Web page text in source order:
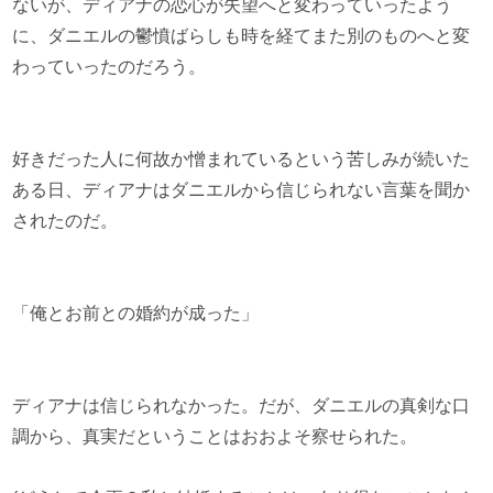
ないが、ディアナの恋心が失望へと変わっていったよう
に、ダニエルの鬱憤ばらしも時を経てまた別のものへと変
わっていったのだろう。
好きだった人に何故か憎まれているという苦しみが続いた
ある日、ディアナはダニエルから信じられない言葉を聞か
されたのだ。
「俺とお前との婚約が成った」
ディアナは信じられなかった。だが、ダニエルの真剣な口
調から、真実だということはおおよそ察せられた。